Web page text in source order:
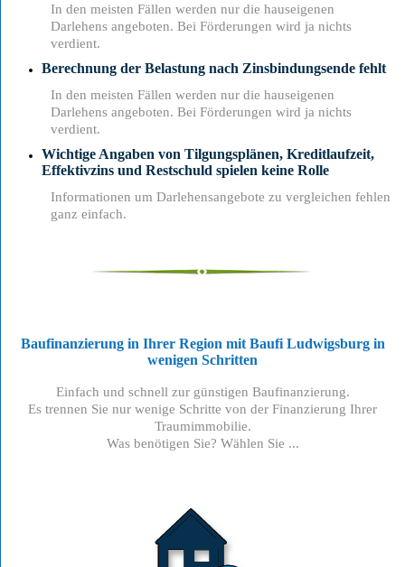
In den meisten Fällen werden nur die hauseigenen
Darlehens angeboten. Bei Förderungen wird ja nichts
verdient.
Berechnung der Belastung nach Zinsbindungsende fehlt
In den meisten Fällen werden nur die hauseigenen
Darlehens angeboten. Bei Förderungen wird ja nichts
verdient.
Wichtige Angaben von Tilgungsplänen, Kreditlaufzeit,
Effektivzins und Restschuld spielen keine Rolle
Informationen um Darlehensangebote zu vergleichen fehlen
ganz einfach.
Baufinanzierung in Ihrer Region mit Baufi Ludwigsburgin
wenigen Schritten
Einfach und schnell zur günstigen Baufinanzierung.
Es trennen Sie nur wenige Schritte von der Finanzierung Ihrer
Traumimmobilie.
Was benötigen Sie? Wählen Sie ...